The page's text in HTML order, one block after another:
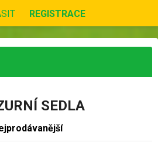
REGISTRACE
SEDLA